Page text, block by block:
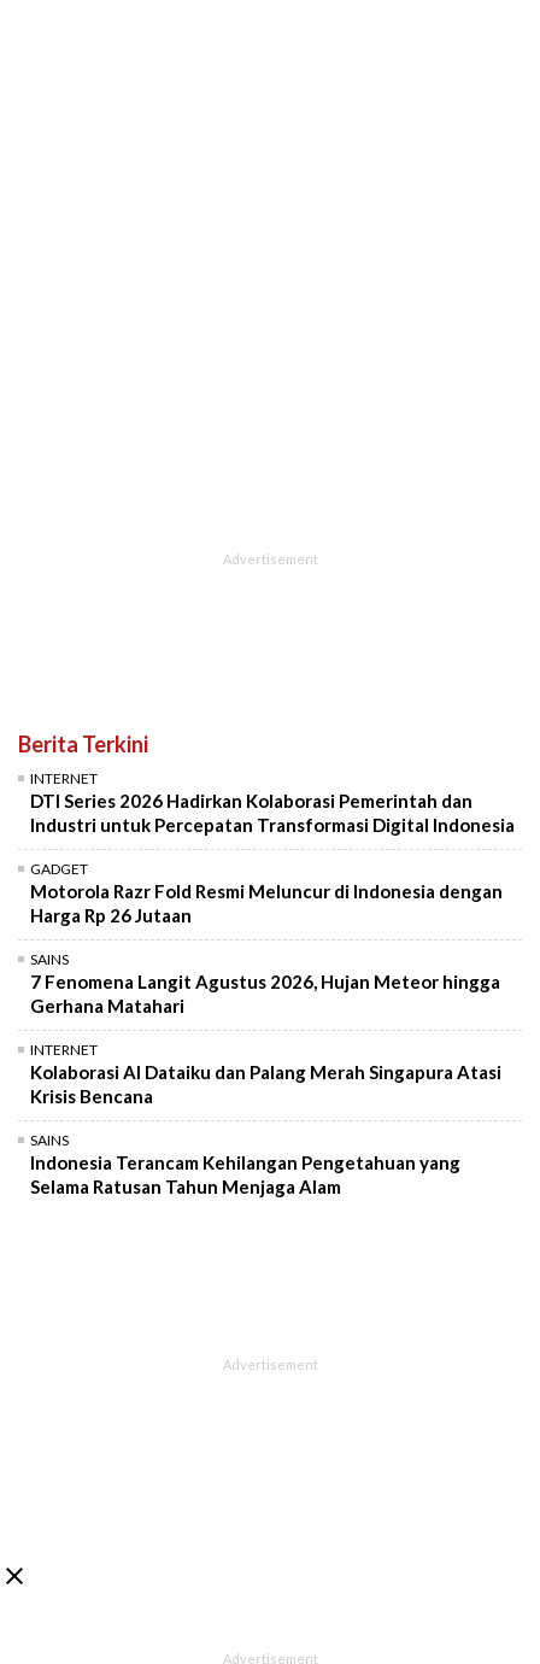
Berita Terkini
INTERNET
DTI Series 2026 Hadirkan Kolaborasi Pemerintah dan
Industri untuk Percepatan Transformasi Digital Indonesia
GADGET
Motorola Razr Fold Resmi Meluncur di Indonesia dengan
Harga Rp 26 Jutaan
SAINS
7 Fenomena Langit Agustus 2026, Hujan Meteor hingga
Gerhana Matahari
INTERNET
Kolaborasi AI Dataiku dan Palang Merah Singapura Atasi
Krisis Bencana
SAINS
Indonesia Terancam Kehilangan Pengetahuan yang
Selama Ratusan Tahun Menjaga Alam
